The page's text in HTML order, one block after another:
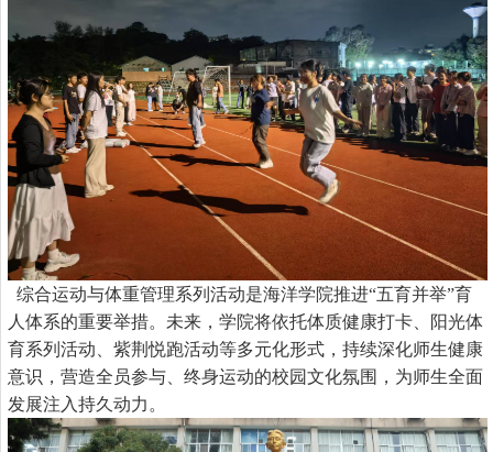
综合运动与体重管理系列活动是海洋学院推进“五育并举”育
人体系的重要举措。未来，学院将依托体质健康打卡 、阳光体
育系列活动、紫荆悦跑活动等多元化形式，持续深化师生健康
意识，营造全员参与、终身运动的校园文化氛围，为师生全面
发展注入持久动力。